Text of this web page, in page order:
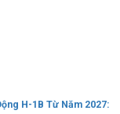
H-1B Từ Năm 2027: